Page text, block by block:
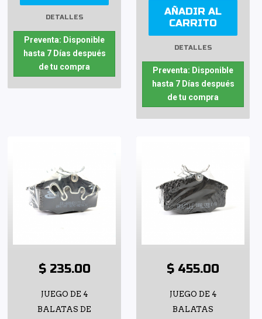
DETALLES
Preventa: Disponible
hasta 7 Días después
de tu compra
AÑADIR AL
CARRITO
DETALLES
Preventa: Disponible
hasta 7 Días después
de tu compra
$ 235.00
JUEGO DE 4
BALATAS DE
$ 455.00
JUEGO DE 4
BALATAS